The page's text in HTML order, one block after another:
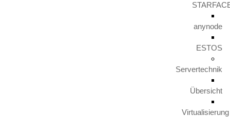
anynode
ESTOS
Servertechnik
Übersicht
Virtualisierung